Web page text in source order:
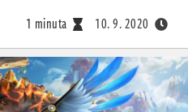
1 minuta 10. 9. 2020